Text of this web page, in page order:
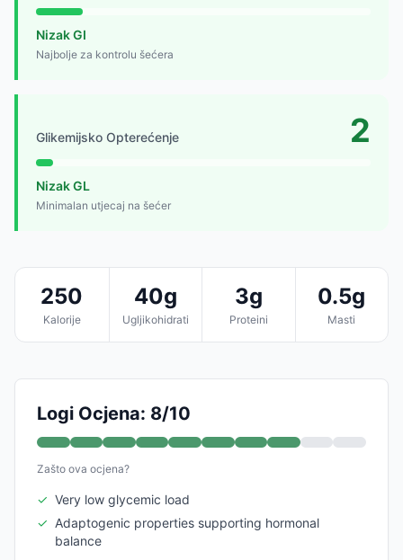
Nizak GI
Najbolje za kontrolu šećera
Glikemijsko Opterećenje 2
Nizak GL
Minimalan utjecaj na šećer
250
Kalorije
40g
Ugljikohidrati
3g
Proteini
0.5g
Masti
Logi Ocjena: 8/10
Zašto ova ocjena?
✓ Very low glycemic load
✓ Adaptogenic properties supporting hormonal
balance